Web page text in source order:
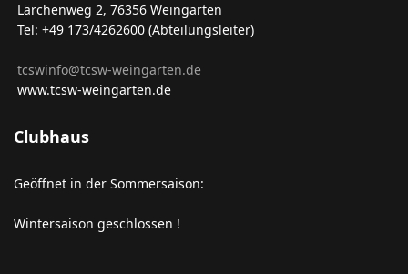
Lärchenweg 2, 76356 Weingarten
Tel: +49 173/4262600 (Abteilungsleiter)
tcswinfo@tcsw-weingarten.de
www.tcsw-weingarten.de
Clubhaus
Geöffnet in der Sommersaison:
Wintersaison geschlossen !